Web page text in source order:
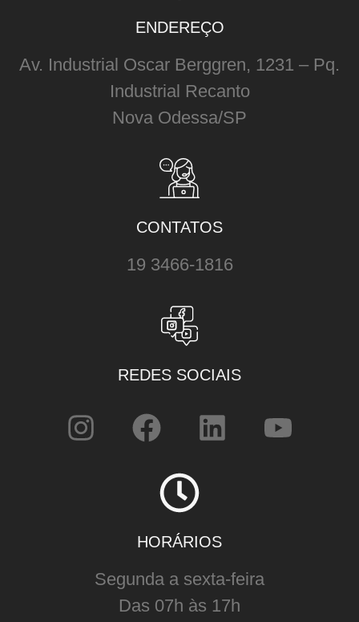
ENDEREÇO
Av. Industrial Oscar Berggren, 1231 – Pq.
Industrial Recanto
Nova Odessa/SP
CONTATOS
19 3466-1816
REDES SOCIAIS
HORÁRIOS
Segunda a sexta-feira
Das 07h às 17h